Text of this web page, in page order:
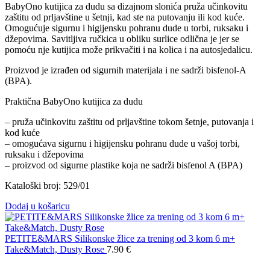
BabyOno kutijica za dudu sa dizajnom slonića pruža učinkovitu
zaštitu od prljavštine u šetnji, kad ste na putovanju ili kod kuće.
Omogućuje sigurnu i higijensku pohranu dude u torbi, ruksaku i
džepovima. Savitljiva ručkica u obliku surlice odlična je jer se
pomoću nje kutijica može prikvačiti i na kolica i na autosjedalicu.
Proizvod je izrađen od sigurnih materijala i ne sadrži bisfenol-A
(BPA).
Praktična BabyOno kutijica za dudu
– pruža učinkovitu zaštitu od prljavštine tokom šetnje, putovanja i
kod kuće
– omogućava sigurnu i higijensku pohranu dude u vašoj torbi,
ruksaku i džepovima
– proizvod od sigurne plastike koja ne sadrži bisfenol A (BPA)
Kataloški broj: 529/01
Dodaj u košaricu
PETITE&MARS Silikonske žlice za trening od 3 kom 6 m+
Take&Match, Dusty Rose 7.90 €